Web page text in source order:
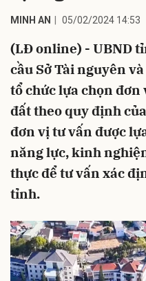
MINH AN 05/02/2024 14:53
(LĐ online) - UBND
cầu Sở Tài nguyên
tổ chức lựa chọn
đất theo quy định
đơn vị tư vấn được
năng lực, kinh
thực để tư vấn xác
tỉnh.